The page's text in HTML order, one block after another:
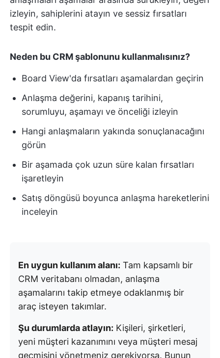
izleyin, sahiplerini atayın ve sessiz fırsatları
tespit edin.
Neden bu CRM şablonunu kullanmalısınız?
Board View'da fırsatları aşamalardan geçirin
Anlaşma değerini, kapanış tarihini,
sorumluyu, aşamayı ve önceliği izleyin
Hangi anlaşmaların yakında sonuçlanacağını
görün
Bir aşamada çok uzun süre kalan fırsatları
işaretleyin
Satış döngüsü boyunca anlaşma hareketlerini
inceleyin
En uygun kullanım alanı: Tam kapsamlı bir
CRM veritabanı olmadan, anlaşma
aşamalarını takip etmeye odaklanmış bir
araç isteyen takımlar.
Şu durumlarda atlayın: Kişileri, şirketleri,
yeni müşteri kazanımını veya müşteri mesaj
geçmişini yönetmeniz gerekiyorsa. Bunun